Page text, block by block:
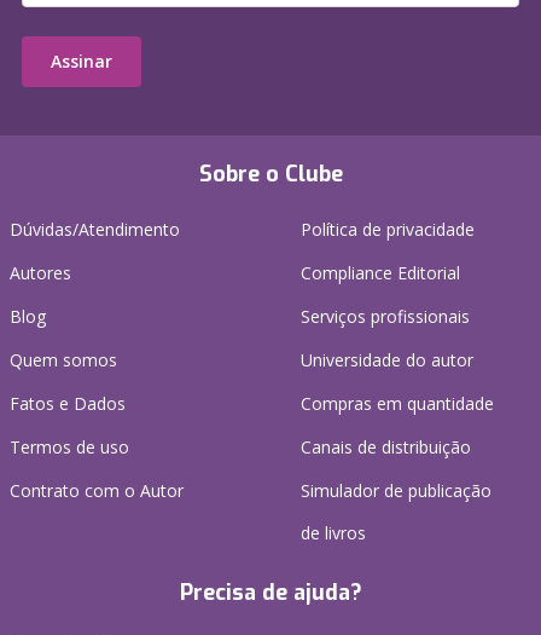
Sobre o Clube
Dúvidas/Atendimento
Autores
Blog
Quem somos
Fatos e Dados
Termos de uso
Contrato com o Autor
Política de privacidade
Compliance Editorial
Serviços profissionais
Universidade do autor
Compras em quantidade
Canais de distribuição
Simulador de publicação
de livros
Precisa de ajuda?
Assinar